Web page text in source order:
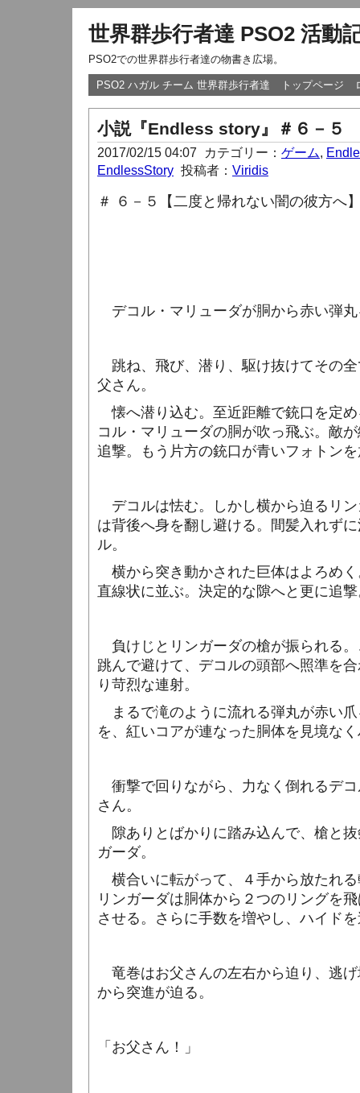
世界群歩行者達 PSO2 活動
PSO2での世界群歩行者達の物書き広場。
PSO2 ハガル チーム 世界群歩行者達 トップページ
小説『Endless story』＃６－５
2017/02/15 04:07 カテゴリー： ゲーム,
EndlessStory 投稿者： Viridis
＃ ６－５【二度と帰れない闇の彼方へ
デコル・マリューダが胴から赤い弾
跳ね、飛び、潜り、駆け抜けてその
父さん。
懐へ潜り込む。至近距離で銃口を定
コル・マリューダの胴が吹っ飛ぶ。敵
追撃。もう片方の銃口が青いフォトン
デコルは怯む。しかし横から迫るリ
は背後へ身を翻し避ける。間髪入れず
ル。
横から突き動かされた巨体はよろめ
直線状に並ぶ。決定的な隙へと更に追
負けじとリンガーダの槍が振られる
跳んで避けて、デコルの頭部へ照準を
り苛烈な連射。
まるで滝のように流れる弾丸が赤い
を、紅いコアが連なった胴体を見境な
衝撃で回りながら、力なく倒れるデ
さん。
隙ありとばかりに踏み込んで、槍と
ガーダ。
横合いに転がって、４手から放たれ
リンガーダは胴体から２つのリングを
させる。さらに手数を増やし、ハイド
竜巻はお父さんの左右から迫り、逃
から突進が迫る。
「お父さん！」